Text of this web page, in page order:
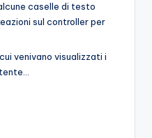
caselle di testo
sul controller per
venivano visualizzati i